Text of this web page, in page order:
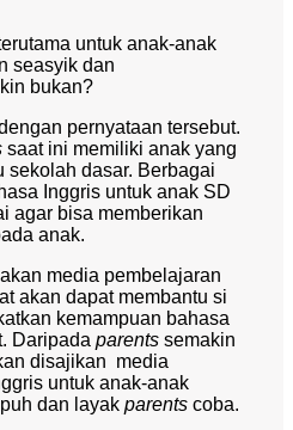
untuk anak-anak
seasyik dan
bukan?
pernyataan tersebut.
saat ini memiliki anak yang
sekolah dasar. Berbagai
Inggris untuk anak SD
agar bisa memberikan
anak.
media pembelajaran
akan dapat membantu si
kemampuan bahasa
Daripada parents semakin
disajikan media
untuk anak-anak
dan layak parents coba.